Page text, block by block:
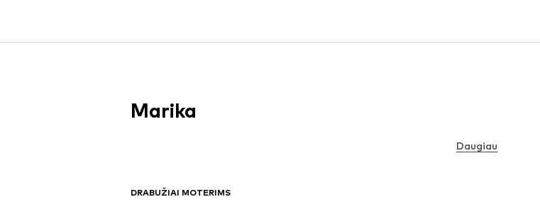
DRABUŽIAI MOTERIMS
Marika
Daugiau